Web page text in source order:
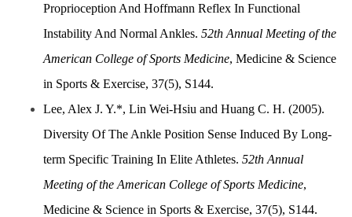
Proprioception And Hoffmann Reflex In Functional
Instability And Normal Ankles. 52th Annual Meeting of the
American College of Sports Medicine, Medicine & Science
in Sports & Exercise, 37(5), S144.
Lee, Alex J. Y.*, Lin Wei-Hsiu and Huang C. H. (2005).
Diversity Of The Ankle Position Sense Induced By Long-
term Specific Training In Elite Athletes. 52th Annual
Meeting of the American College of Sports Medicine,
Medicine & Science in Sports & Exercise, 37(5), S144.